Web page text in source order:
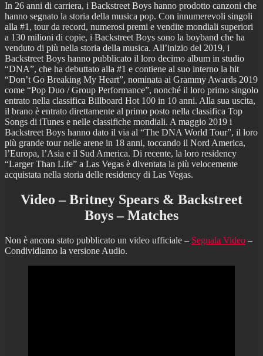
In 26 anni di carriera, i Backstreet Boys hanno prodotto canzoni che
hanno segnato la storia della musica pop. Con innumerevoli singoli
alla #1, tour da record, numerosi premi e vendite mondiali superiori
a 130 milioni di copie, i Backstreet Boys sono la boyband che ha
venduto di più nella storia della musica. All’inizio del 2019, i
Backstreet Boys hanno pubblicato il loro decimo album in studio
“DNA”, che ha debuttato alla #1 e contiene al suo interno la hit
“Don’t Go Breaking My Heart”, nominata ai Grammy Awards 2019
come “Pop Duo / Group Performance”, nonché il loro primo singolo
entrato nella classifica Billboard Hot 100 in 10 anni. Alla sua uscita,
il brano è entrato direttamente al primo posto nella classifica Top
Songs di iTunes e nelle classifiche mondiali. A maggio 2019 i
Backstreet Boys hanno dato il via al “The DNA World Tour”, il loro
più grande tour nelle arene in 18 anni, toccando il Nord America,
l’Europa, l’Asia e il Sud America. Di recente, la loro residency
“Larger Than Life” a Las Vegas è diventata la più velocemente
acquistata nella storia delle residency di Las Vegas.
Video – Britney Spears & Backstreet
Boys – Matches
Non è ancora stato pubblicato un video ufficiale – Segnala Video –
Condividiamo la versione Audio.